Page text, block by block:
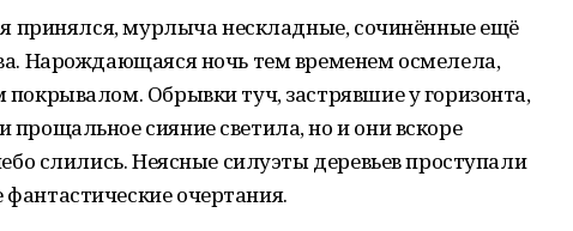
принялся, мурлыча нескладные, сочинённые ещё
Нарождающаяся ночь тем временем осмелела,
Обрывки туч, застрявшие у горизонта,
сияние светила, но и они вскоре
слились. Неясные силуэты деревьев проступали
очертания.